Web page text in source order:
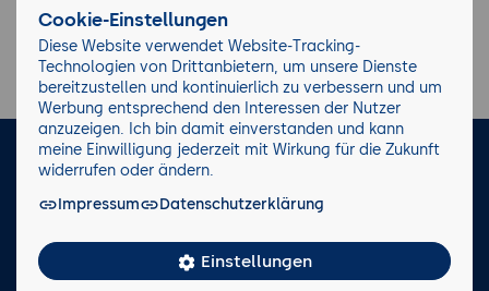
LinkedIn Facebook
Facts
Cookie-Einstellungen
Diese Website verwendet Website-Tracking-
Technologien von Drittanbietern, um unsere Dienste
bereitzustellen und kontinuierlich zu verbessern und um
Werbung entsprechend den Interessen der Nutzer
anzuzeigen. Ich bin damit einverstanden und kann
meine Einwilligung jederzeit mit Wirkung für die Zukunft
widerrufen oder ändern.
Impressum
Datenschutzerklärung
Einstellungen